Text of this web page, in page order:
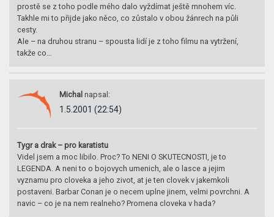
prostě se z toho podle mého dalo vyždímat ještě mnohem víc.
Takhle mi to přijde jako něco, co zůstalo v obou žánrech na půli
cesty.
Ale – na druhou stranu – spousta lidí je z toho filmu na vytržení,
takže co…
Michal napsal:
1.5.2001 (22:54)
Tygr a drak – pro karatistu
Videl jsem a moc libilo. Proc? To NENI O SKUTECNOSTI, je to
LEGENDA. A neni to o bojovych umenich, ale o lasce a jejim
vyznamu pro cloveka a jeho zivot, at je ten clovek v jakemkoli
postaveni. Barbar Conan je o necem uplne jinem, velmi povrchni. A
navic – co je na nem realneho? Promena cloveka v hada?